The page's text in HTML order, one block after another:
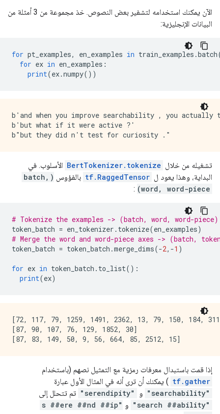
الآن يمكنك استخدامه لتشفير بعض النصوص. خذ مجموعة من 3 أمثلة من
البيانات الإنجليزية:
for pt_examples, en_examples in train_examples .batch
for ex in en_examples :
print(ex.numpy())
b'and when you improve searchability , you
b'but what if it were active ?'
تشغيله من خلال BertTokenizer.tokenize الأسلوب. في
البداية، وهذا يعود ل tf.RaggedTensor بالفؤوس
(batch,
word, word-piece)
:
# Tokenize the examples -> (batch, word, word-piece)
token_batch = en_tokenizer . tokenize(en_examples)
# Merge the word and word-piece axes -> (batch,
token_batch = token_batch .merge_dims(-2,-1 )
for ex in token_batch . to_list():
print(ex)
[72, 117, 79, 1259, 1491, 2362, 13, 79, 150, 184,
[87, 90, 107, 76, 129, 1852, 30]
إذا قمت باستبدال معرفات رمزية مع التمثيل نصهم (باستخدام
tf.gather ) يمكنك أن ترى أنه في المثال الأول عبارة
"searchability"
و "serendipity"
تم تتحلل إلى
"search ##ability"
و
"s ##ere ##nd ##ip